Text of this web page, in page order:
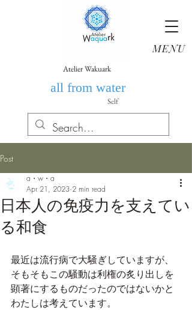
Atelier Wakuark
all from water
Self​
MENU
Post
日本人の免疫力を支えてい
る和食
a・w・a
Apr 21, 2023 2 min read
最近は流行病で大騒ぎしていますが、
そもそもこの騒動は利権の炙り出しを
顕著にするものだったのではないかと
わたしは考えています。